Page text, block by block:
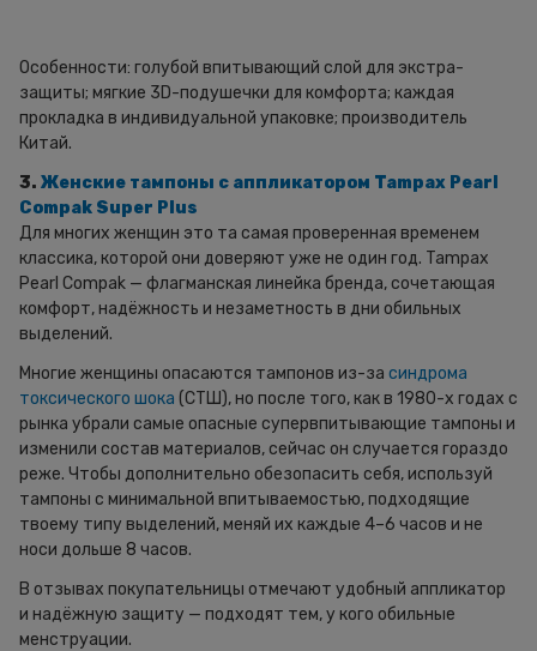
Особенности: голубой впитывающий слой для экстра-
защиты; мягкие 3D-подушечки для комфорта; каждая
прокладка в индивидуальной упаковке; производитель
Китай.
3. Женские тампоны с аппликатором Tampax Pearl
Compak Super Plus
Для многих женщин это та самая проверенная временем
классика, которой они доверяют уже не один год. Tampax
Pearl Compak — флагманская линейка бренда, сочетающая
комфорт, надёжность и незаметность в дни обильных
выделений.
Многие женщины опасаются тампонов из-за синдрома
токсического шока (СТШ), но после того, как в 1980-х годах с
рынка убрали самые опасные супервпитывающие тампоны и
изменили состав материалов, сейчас он случается гораздо
реже. Чтобы дополнительно обезопасить себя, используй
тампоны с минимальной впитываемостью, подходящие
твоему типу выделений, меняй их каждые 4–6 часов и не
носи дольше 8 часов.
В отзывах покупательницы отмечают удобный аппликатор
и надёжную защиту — подходят тем, у кого обильные
менструации.